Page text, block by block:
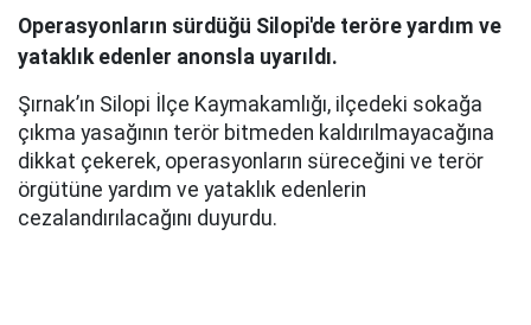
Operasyonların sürdüğü Silopi'de teröre yardım ve
yataklık edenler anonsla uyarıldı.
Şırnak’ın Silopi İlçe Kaymakamlığı, ilçedeki sokağa
çıkma yasağının terör bitmeden kaldırılmayacağına
dikkat çekerek, operasyonların süreceğini ve terör
örgütüne yardım ve yataklık edenlerin
cezalandırılacağını duyurdu.